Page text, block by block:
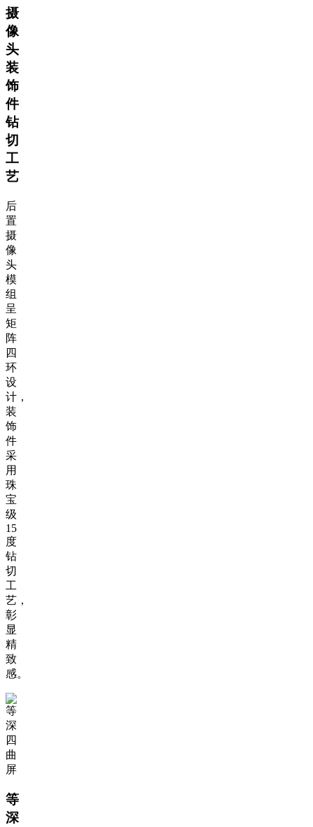
摄
像
头
装
饰
件
钻
切
工
艺
后
置
摄
像
头
模
组
呈
矩
阵
四
环
设
计，
装
饰
件
采
用
珠
宝
级
15
度
钻
切
工
艺，
彰
显
精
致
感。
等
深